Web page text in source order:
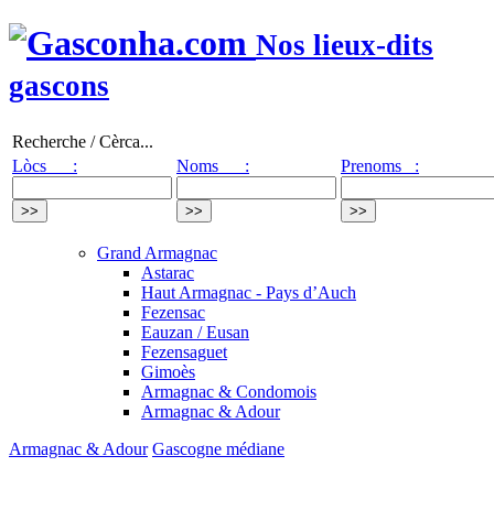
Nos lieux-dits
gascons
Recherche / Cèrca...
Lòcs :
Noms : Prenoms :
Grand Armagnac
Astarac
Haut Armagnac - Pays d’Auch
Fezensac
Eauzan / Eusan
Fezensaguet
Gimoès
Armagnac & Condomois
Armagnac & Adour
Armagnac & Adour Gascogne médiane